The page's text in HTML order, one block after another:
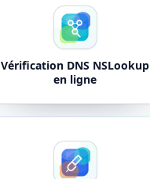
Vérification DNS NSLookup
en ligne